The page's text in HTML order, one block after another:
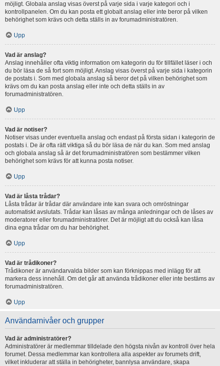
möjligt. Globala anslag visas överst på varje sida i varje kategori och i
kontrollpanelen. Om du kan posta ett globalt anslag eller inte beror på vilken
behörighet som krävs och detta ställs in av forumadministratören.
Upp
Vad är anslag?
Anslag innehåller ofta viktig information om kategorin du för tillfället läser i och
du bör läsa de så fort som möjligt. Anslag visas överst på varje sida i kategorin
de postats i. Som med globala anslag så beror det på vilken behörighet som
krävs om du kan posta anslag eller inte och detta ställs in av
forumadministratören.
Upp
Vad är notiser?
Notiser visas under eventuella anslag och endast på första sidan i kategorin de
postats i. De är ofta rätt viktiga så du bör läsa de när du kan. Som med anslag
och globala anslag så är det forumadministratören som bestämmer vilken
behörighet som krävs för att kunna posta notiser.
Upp
Vad är låsta trådar?
Låsta trådar är trådar där användare inte kan svara och omröstningar
automatiskt avslutats. Trådar kan låsas av många anledningar och de låses av
moderatorer eller forumadministratörer. Det är möjligt att du också kan låsa
dina egna trådar om du har behörighet.
Upp
Vad är trådikoner?
Trådikoner är användarvalda bilder som kan förknippas med inlägg för att
markera dess innehåll. Om det går att använda trådikoner eller inte bestäms av
forumadministratören.
Upp
Användarnivåer och grupper
Vad är administratörer?
Administratörer är medlemmar tilldelade den högsta nivån av kontroll över hela
forumet. Dessa medlemmar kan kontrollera alla aspekter av forumets drift,
vilket inkluderar att ställa in behörigheter, bannlysa användare, skapa